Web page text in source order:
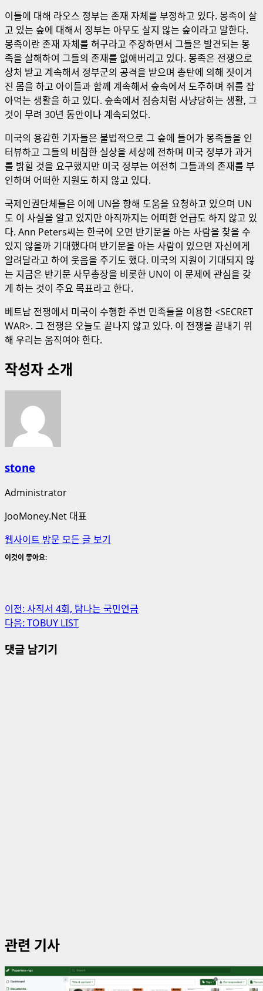
이들에 대해 라오스 정부는 존재 자체를 부정하고 있다. 몽족이 살
고 있는 숲에 대해서 정부는 아무도 살지 않는 숲이라고 말한다.
몽족이란 존재 자체를 허구라고 주장하면서 그들은 발견되는 몽
족을 살해하여 그들의 존재를 없애버리고 있다. 몽족은 전쟁으로
상처 받고 계속해서 정부군의 공격을 받으며 총탄에 의해 짓이겨
진 몸을 하고 아이들과 함께 계속해서 숲속에서 도주하며 쥐를 잡
아먹는 생활을 하고 있다. 숲속에서 짐승처럼 사냥당하는 생활, 그
것이 무려 30년 동안이나 계속되었다.
미국의 용감한 기자들은 불법적으로 그 숲에 들어가 몽족들을 인
터뷰하고 그들의 비참한 실상을 세상에 전하며 미국 정부가 과거
를 밝힐 것을 요구했지만 미국 정부는 여전히 그들과의 존재를 부
인하며 어떠한 지원도 하지 않고 있다.
국제인권단체들은 이에 UN을 향해 도움을 요청하고 있으며 UN
도 이 사실을 알고 있지만 아직까지는 어떠한 언급도 하지 않고 있
다. Ann Peters씨는 한국에 오면 반기문을 아는 사람을 찾을 수
있지 않을까 기대했다며 반기문을 아는 사람이 있으면 자신에게
알려달라고 하여 웃음을 주기도 했다. 미국의 지원이 기대되지 않
는 지금은 반기문 사무총장을 비롯한 UN이 이 문제에 관심을 갖
게 하는 것이 주요 목표라고 한다.
베트남 전쟁에서 미국이 수행한 주변 민족들을 이용한 <SECRET
WAR>. 그 전쟁은 오늘도 끝나지 않고 있다. 이 전쟁을 끝내기 위
해 우리는 움직여야 한다.
작성자 소개
stone
Administrator
JooMoney.Net 대표
웹사이트 방문 모든 글 보기
이것이 좋아요:
게
시
물
이전: 사직서 4회, 탐나는 국민연금
다음: TOBUY LIST
댓글 남기기
관련 기사